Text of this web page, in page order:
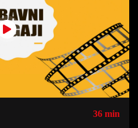
36 min